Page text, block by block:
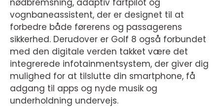
nødbremsning, adaptiv fartpilot og
vognbaneassistent, der er designet til at
forbedre både førerens og passagerens
sikkerhed. Derudover er Golf 8 også forbundet
med den digitale verden takket være det
integrerede infotainmentsystem, der giver dig
mulighed for at tilslutte din smartphone, få
adgang til apps og nyde musik og
underholdning undervejs.